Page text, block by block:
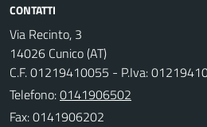
CONTATTI
Via Recinto, 3
14026 Cunico (AT)
C.F. 01219410055 - P.Iva:
Telefono:0141906502
Fax: 0141906202